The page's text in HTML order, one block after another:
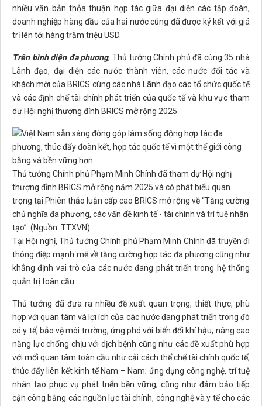
nhiều văn bản thỏa thuận hợp tác giữa đại diện các tập đoàn,
doanh nghiệp hàng đầu của hai nước cũng đã được ký kết với giá
trị lên tới hàng trăm triệu USD.
Trên bình diện đa phương, Thủ tướng Chính phủ đã cùng 35 nhà
Lãnh đạo, đại diện các nước thành viên, các nước đối tác và
khách mời của BRICS cùng các nhà Lãnh đạo các tổ chức quốc tế
và các định chế tài chính phát triển của quốc tế và khu vực tham
dự Hội nghị thượng đỉnh BRICS mở rộng 2025.
Thủ tướng Chính phủ Phạm Minh Chính đã tham dự Hội nghị
thượng đỉnh BRICS mở rộng năm 2025 và có phát biểu quan
trọng tại Phiên thảo luận cấp cao BRICS mở rộng về “Tăng cường
chủ nghĩa đa phương, các vấn đề kinh tế - tài chính và trí tuệ nhân
tạo”. (Nguồn: TTXVN)
Tại Hội nghị, Thủ tướng Chính phủ Phạm Minh Chính đã truyền đi
thông điệp mạnh mẽ về tăng cường hợp tác đa phương cũng như
khẳng định vai trò của các nước đang phát triển trong hệ thống
quản trị toàn cầu.
Thủ tướng đã đưa ra nhiều đề xuất quan trọng, thiết thực, phù
hợp với quan tâm và lợi ích của các nước đang phát triển trong đó
có y tế, bảo vệ môi trường, ứng phó với biến đổi khí hậu, nâng cao
năng lực chống chịu với dịch bệnh cũng như các đề xuất phù hợp
với mối quan tâm toàn cầu như cải cách thể chế tài chính quốc tế;
thúc đẩy liên kết kinh tế Nam – Nam; ứng dụng công nghệ, trí tuệ
nhân tạo phục vụ phát triển bền vững; cũng như đảm bảo tiếp
cận công bằng các nguồn lực tài chính, công nghệ và y tế cho các